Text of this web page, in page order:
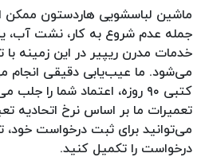
ماشین لباسشویی هاردستون ممکن
جمله عدم شروع به کار، نشت
خدمات مدرن ریپیر در این زمینه
می‌شود. ما عیب‌یابی دقیقی انجام
کتبی ۹۰ روزه، اعتماد شما را
تعمیرات ما بر اساس نرخ اتحادیه
می‌توانید برای ثبت درخواست خود،
درخواست را تکمیل کنید.